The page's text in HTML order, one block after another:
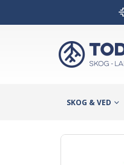
SKOG & VED